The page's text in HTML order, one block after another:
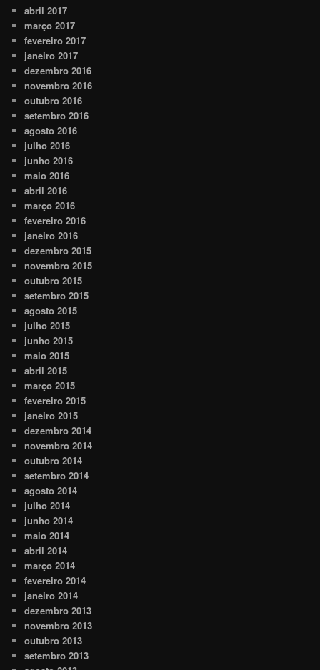
abril 2017
março 2017
fevereiro 2017
janeiro 2017
dezembro 2016
novembro 2016
outubro 2016
setembro 2016
agosto 2016
julho 2016
junho 2016
maio 2016
abril 2016
março 2016
fevereiro 2016
janeiro 2016
dezembro 2015
novembro 2015
outubro 2015
setembro 2015
agosto 2015
julho 2015
junho 2015
maio 2015
abril 2015
março 2015
fevereiro 2015
janeiro 2015
dezembro 2014
novembro 2014
outubro 2014
setembro 2014
agosto 2014
julho 2014
junho 2014
maio 2014
abril 2014
março 2014
fevereiro 2014
janeiro 2014
dezembro 2013
novembro 2013
outubro 2013
setembro 2013